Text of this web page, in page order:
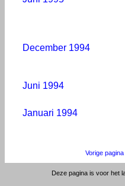
December 1994
Juni 1994
Januari 1994
Vorige pagina
Deze pagina is voor het